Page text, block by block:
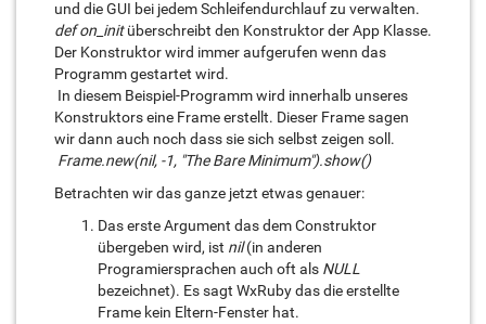
und die GUI bei jedem Schleifendurchlauf zu verwalten.
def on_initüberschreibt den Konstruktor der App Klasse.
Der Konstruktor wird immer aufgerufen wenn das
Programm gestartet wird.
In diesem Beispiel-Programm wird innerhalb unseres
Konstruktors eine Frame erstellt. Dieser Frame sagen
wir dann auch noch dass sie sich selbst zeigen soll.
Frame.new(nil, -1, "The Bare Minimum").show()
Betrachten wir das ganze jetzt etwas genauer:
Das erste Argument das dem Construktor
übergeben wird, ist nil(in anderen
Programiersprachen auch oft als NULL
bezeichnet). Es sagt WxRuby das die erstellte
Frame kein Eltern-Fenster hat.